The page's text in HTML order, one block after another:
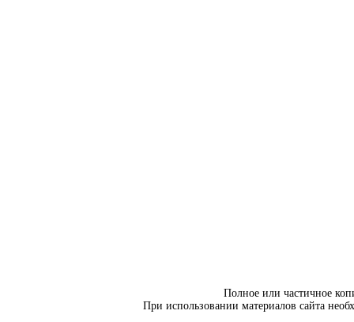
Полное или частичное
При использовании материалов сайта